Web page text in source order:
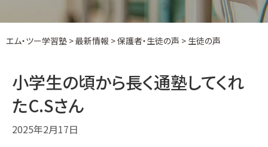
エム・ツー学習塾 >最新情報 >保護者・生徒の声 > 生徒の声
小学生の頃から長く通塾してくれ
たC.Sさん
2025年2月17日